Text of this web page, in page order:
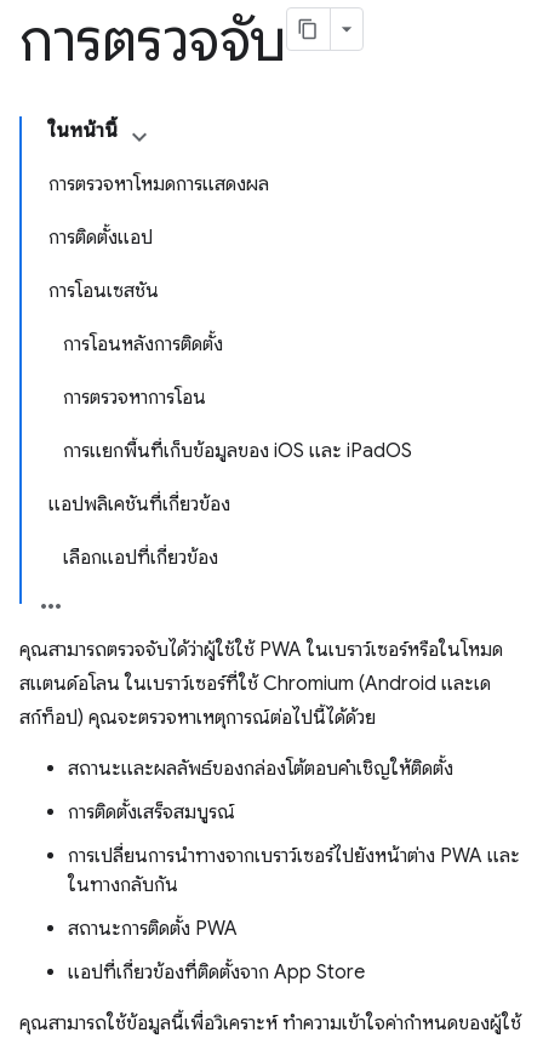
การตรวจจับ
ในหน้านี้
การตรวจหาโหมดการแสดงผล
การติดตั้งแอป
การโอนเซสชัน
การโอนหลังการติดตั้ง
การตรวจหาการโอน
การแยกพื้นที่เก็บข้อมูลของ iOS และ iPadOS
แอปพลิเคชันที่เกี่ยวข้อง
เลือกแอปที่เกี่ยวข้อง
คุณสามารถตรวจจับได้ว่าผู้ใช้ใช้ PWA ในเบราว์เซอร์หรือในโหมด
สแตนด์อโลน ในเบราว์เซอร์ที่ใช้ Chromium (Android และเด
สก์ท็อป) คุณจะตรวจหาเหตุการณ์ต่อไปนี้ได้ด้วย
สถานะและผลลัพธ์ของกล่องโต้ตอบคําเชิญให้ติดตั้ง
การติดตั้งเสร็จสมบูรณ์
การเปลี่ยนการนําทางจากเบราว์เซอร์ไปยังหน้าต่าง PWA และ
ในทางกลับกัน
สถานะการติดตั้ง PWA
แอปที่เกี่ยวข้องที่ติดตั้งจาก App Store
คุณสามารถใช้ข้อมูลนี้เพื่อวิเคราะห์ ทำความเข้าใจค่ากําหนดของผู้ใช้